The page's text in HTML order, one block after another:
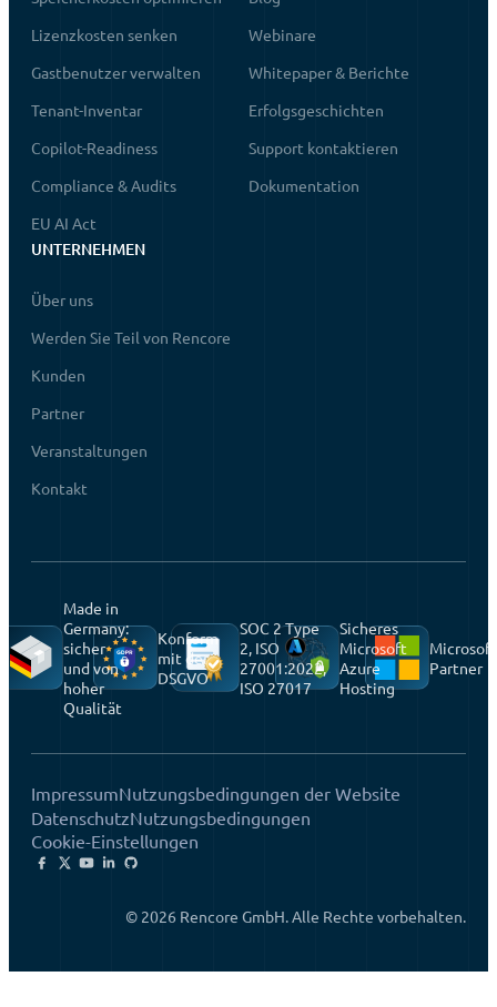
Lizenzkosten senken
Gastbenutzer verwalten
Tenant-Inventar
Copilot-Readiness
Compliance & Audits
EU AI Act
Webinare
Whitepaper & Berichte
Erfolgsgeschichten
Support kontaktieren
Dokumentation
UNTERNEHMEN
Über uns
Werden Sie Teil von Rencore
Kunden
Partner
Veranstaltungen
Kontakt
Made in
Germany:
sicher
und von
hoher
Qualität
Konform
mit der
DSGVO
SOC 2 Type
2, ISO
27001:2022,
ISO 27017
Sicheres
Microsoft
Azure
Hosting
Partner
ImpressumNutzungsbedingungen der Website
DatenschutzNutzungsbedingungen
Cookie-Einstellungen
© 2026 Rencore GmbH. Alle Rechte vorbehalten.